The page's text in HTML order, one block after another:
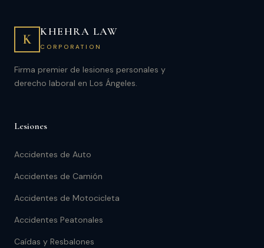
K
KHEHRA LAW
CORPORATION
Firma premier de lesiones personales y
derecho laboral en Los Ángeles.
Lesiones
Accidentes de Auto
Accidentes de Camión
Accidentes de Motocicleta
Accidentes Peatonales
Caídas y Resbalones